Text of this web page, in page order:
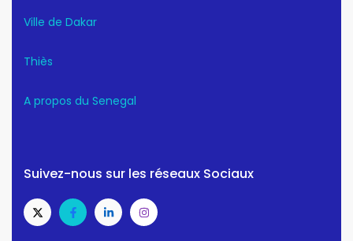
Ville de Dakar
Thiès
A propos du Senegal
Suivez-nous sur les réseaux Sociaux